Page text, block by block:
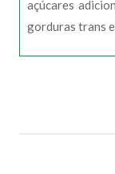
açúcares
gorduras trans